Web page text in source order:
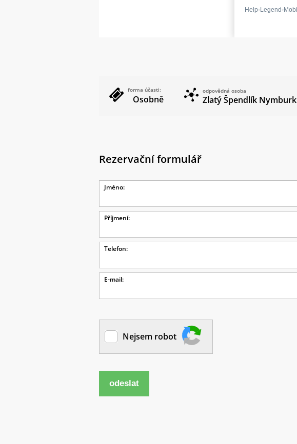
forma účasti:
Osobně
odpovědná osoba
Zlatý Špendlík Nymburk
Rezervační formulář
Jméno:
Příjmení:
Telefon:
E-mail:
Nejsem robot
odeslat